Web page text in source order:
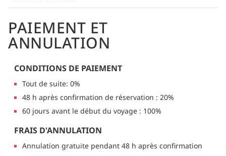
PAIEMENT ET
ANNULATION
CONDITIONS DE PAIEMENT
Tout de suite: 0%
48 h après confirmation de réservation : 20%
60 jours avant le début du voyage : 100%
FRAIS D'ANNULATION
Annulation gratuite pendant 48 h après confirmation